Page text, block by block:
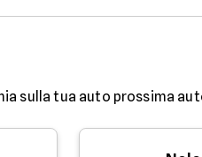
sulla tua auto prossima